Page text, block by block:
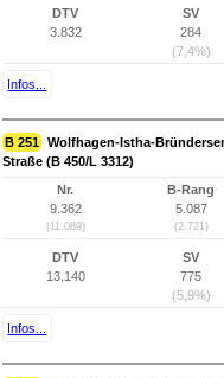
DTV
3.832
SV
284
(7,4%)
Infos...
B 251 Wolfhagen-Istha-
Straße (B 450/L 3312)
Nr.
9.362
(11.089)
B-Rang
5.087
(2.721)
DTV
13.140
SV
775
(5,9%)
Infos...